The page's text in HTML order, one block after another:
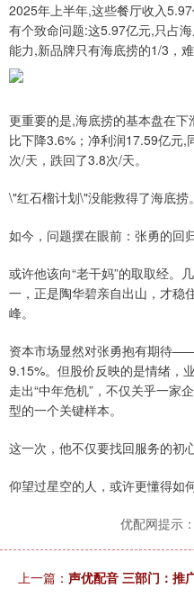
2025年上半年,这些餐厅收入
有个致命问题:这5.97亿元,只占
能力,新品牌只有海底捞的1/3，
更重要的是,海底捞的基本盘在
比下降3.6%；净利润17.59亿元,
次/天，跌回了3.8次/天。
\"红石榴计划\"没能救得了海底捞。
如今，问题摆在眼前：张勇的回
或许他该向“老干妈”的取取经。
一，正是陶华碧亲自出山，才稳
峰。
资本市场显然对张勇抱有期待
9.15%。但股价反映的是情绪，
走出“中年危机”，不仅关乎一家
型的一个关键样本。
这一次，他不仅要找回服务的初
仰望过星空的人，或许更懂得如
优配网提示
上一篇： 声优配音 三部门：推